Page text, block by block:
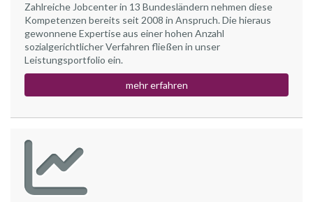
Zahlreiche Jobcenter in 13 Bundesländern nehmen diese
Kompetenzen bereits seit 2008 in Anspruch. Die hieraus
gewonnene Expertise aus einer hohen Anzahl
sozialgerichtlicher Verfahren fließen in unser
Leistungsportfolio ein.
mehr erfahren